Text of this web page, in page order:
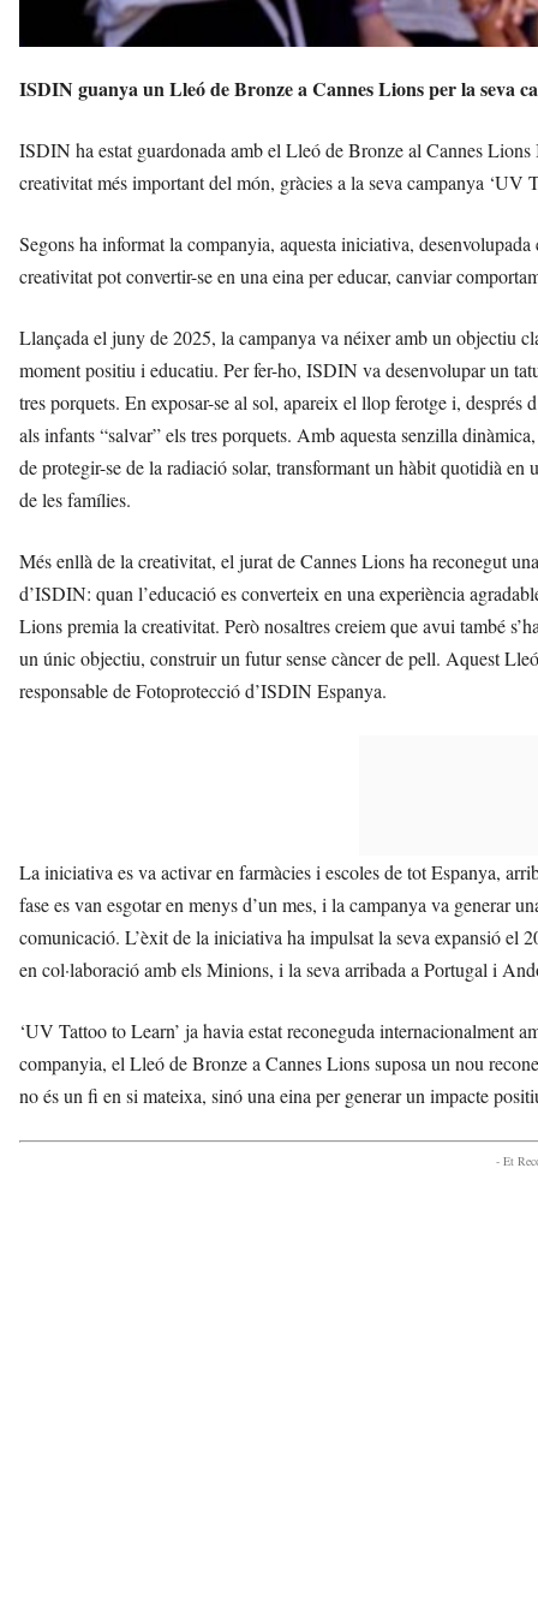
ISDIN guanya un Lleó de Bronze a Cannes Lions per la seva
ISDIN ha estat guardonada amb el Lleó de Bronze al Cannes
creativitat més important del món, gràcies a la seva campanya ‘UV
Segons ha informat la companyia, aquesta iniciativa,
creativitat pot convertir-se en una eina per educar, canviar
Llançada el juny de 2025, la campanya va néixer amb un objectiu
moment positiu i educatiu. Per fer-ho, ISDIN va desenvolupar un
tres porquets. En exposar-se al sol, apareix el llop ferotge i, després
als infants “salvar” els tres porquets. Amb aquesta senzilla
de protegir-se de la radiació solar, transformant un hàbit quotidià
de les famílies.
Més enllà de la creativitat, el jurat de Cannes Lions ha reconegut
d’ISDIN: quan l’educació es converteix en una experiència
Lions premia la creativitat. Però nosaltres creiem que avui també
un únic objectiu, construir un futur sense càncer de pell. Aquest
responsable de Fotoprotecció d’ISDIN Espanya.
La iniciativa es va activar en farmàcies i escoles de tot Espanya,
fase es van esgotar en menys d’un mes, i la campanya va generar
comunicació. L’èxit de la iniciativa ha impulsat la seva expansió el
en col·laboració amb els Minions, i la seva arribada a Portugal i
‘UV Tattoo to Learn’ ja havia estat reconeguda internacionalment
companyia, el Lleó de Bronze a Cannes Lions suposa un nou
no és un fi en si mateixa, sinó una eina per generar un impacte
- Et